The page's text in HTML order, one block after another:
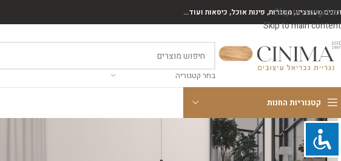
Skip to navigation
Skip to main content
מעוצבים, מסגרות, פינות אוכל, כיסאות ועוד...
בחר קטגוריה
קטגוריות החנות